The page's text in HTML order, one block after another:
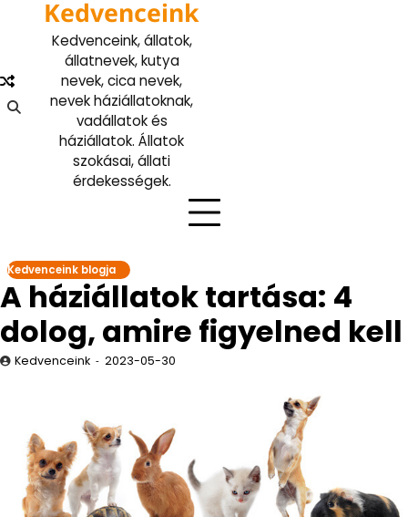
Kedvenceink
Kedvenceink, állatok,
állatnevek, kutya
nevek, cica nevek,
nevek háziállatoknak,
vadállatok és
háziállatok. Állatok
szokásai, állati
érdekességek.
Kedvenceink blogja
A háziállatok tartása: 4
dolog, amire figyelned kell
Kedvenceink 2023-05-30